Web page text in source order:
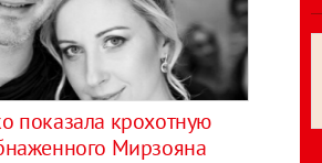
показала крохотную
Мирзояна